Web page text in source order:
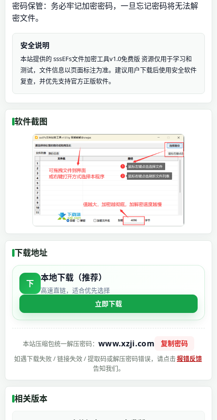
密码保管：务必牢记加密密码，一旦忘记密码将无法解
密文件。
安全说明
本站提供的 sssEFs文件加密工具v1.0免费版 资源仅用于学习和
测试，文件信息以页面标注为准。建议用户下载后使用安全软件
复查，并优先支持官方正版软件。
软件截图
下载地址
下
本地下载（推荐）
高速直链，适合优先选择
立即下载
本站压缩包统一解压密码：www.xzji.com 复制密码
如遇下载失败 / 链接失效 / 提取码或解压密码错误，请点击报错反馈
告知我们。
相关版本